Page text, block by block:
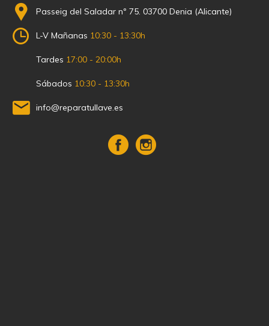
Passeig del Saladar nº 75. 03700 Denia (Alicante)
L-V Mañanas 10:30 - 13:30h
Tardes 17:00 - 20:00h
Sábados 10:30 - 13:30h
info@reparatullave.es